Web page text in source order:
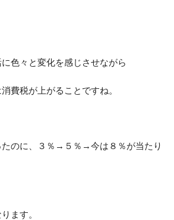
色々と変化を感じさせながら
費税が上がることですね。
たのに、３％→５％→今は８％が当たり
ます。